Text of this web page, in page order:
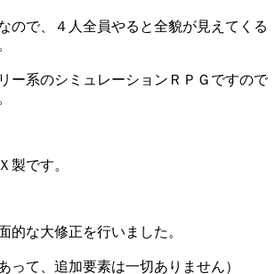
ので、４人全員やると全貌が見えてくる
ー系のシミュレーションＲＰＧですので
製です。
的な大修正を行いました。
って、追加要素は一切ありません）